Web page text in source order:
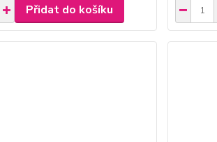
Přidat do košíku